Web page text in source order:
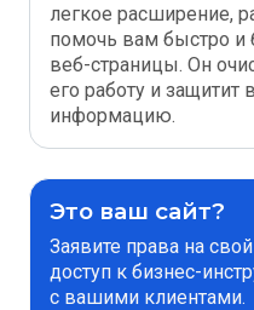
легкое расширение,
помочь вам быстро и
веб-страницы. Он
его работу и защитит
информацию.
Это ваш сайт?
Заявите права на
доступ к бизнес-
с вашими клиентами.